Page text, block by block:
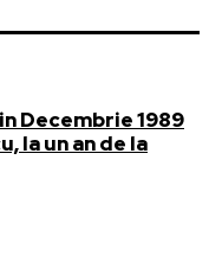
Decembrie 1989
la un an de la